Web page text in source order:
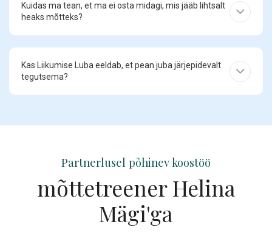
Kuidas ma tean, et ma ei osta midagi, mis jääb lihtsalt
heaks mõtteks?
Kas Liikumise Luba eeldab, et pean juba järjepidevalt
tegutsema?
Partnerlusel põhinev koostöö
mõttetreener Helina
Mägi'ga